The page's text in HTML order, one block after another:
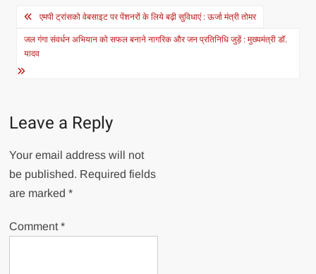
Post
navigation
एमपी ट्रांसको वेबसाइट पर पेंशनरों के लिये बढ़ी सुविधाएं : ऊर्जा मंत्री तोमर
जल गंगा संवर्धन अभियान को सफल बनाने नागरिक और जन प्रतिनिधि जुड़ें : मुख्यमंत्री डॉ.
यादव
Leave a Reply
Your email address will not
be published. Required fields
are marked*
Comment*